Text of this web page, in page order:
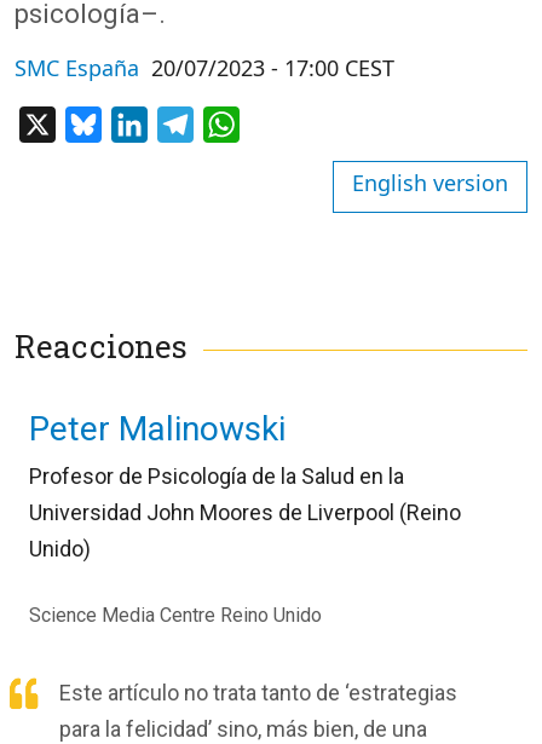
psicología–.
SMC España 20/07/2023 - 17:00 CEST
BlueskyLinkedInTelegram
English version
Reacciones
Peter Malinowski
Profesor de Psicología de la Salud en la
Universidad John Moores de Liverpool (Reino
Unido)
Science Media Centre Reino Unido
Este artículo no trata tanto de ‘estrategias
para la felicidad’ sino, más bien, de una